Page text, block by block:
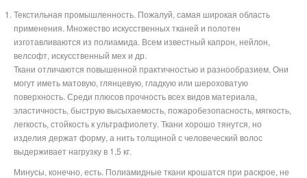
Текстильная промышленность. Пожалуй, самая широкая область
применения. Множество искусственных тканей и полотен
изготавливаются из полиамида. Всем известный капрон, нейлон,
велсофт, искусственный мех и др.
Ткани отличаются повышенной практичностью и разнообразием. Они
могут иметь матовую, глянцевую, гладкую или шероховатую
поверхность. Среди плюсов прочность всех видов материала,
эластичность, быструю высыхаемость, пожаробезопасность, мягкость,
легкость, стойкость к ультрафиолету. Ткани хорошо тянутся, но
изделия держат форму, а нить толщиной с человеческий волос
выдерживает нагрузку в 1,5 кг.
Минусы, конечно, есть. Полиамидные ткани крошатся при раскрое, не